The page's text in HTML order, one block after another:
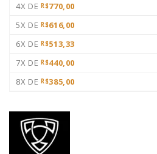
4X DE R$770,00
5X DE R$616,00
6X DE R$513,33
7X DE R$440,00
8X DE R$385,00